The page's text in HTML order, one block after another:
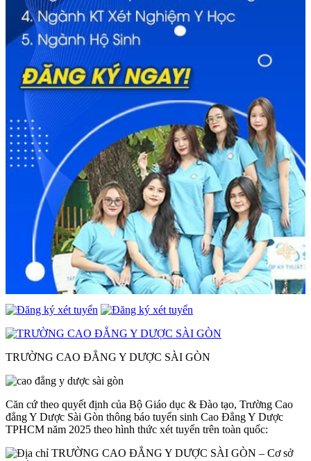
TRƯỜNG CAO ĐẲNG Y DƯỢC SÀI GÒN
Căn cứ theo quyết định của Bộ Giáo dục & Đào tạo, Trường Cao
đẳng Y Dược Sài Gòn thông báo tuyển sinh Cao Đẳng Y Dược
TPHCM năm 2025 theo hình thức xét tuyển trên toàn quốc:
– Cơ sở